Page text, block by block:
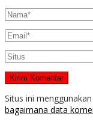
Situs ini
bagaimana data